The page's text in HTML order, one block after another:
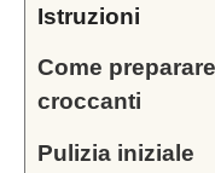
Istruzioni
Come
croccanti
Pulizia iniziale